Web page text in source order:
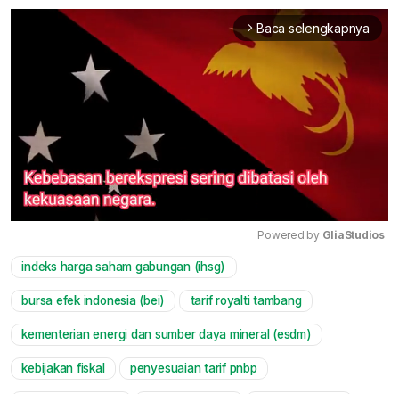
arrow_forward_ios Baca selengkapnya
Powered by GliaStudios
indeks harga saham gabungan (ihsg)
bursa efek indonesia (bei) tarif royalti tambang
kementerian energi dan sumber daya mineral (esdm)
kebijakan fiskal penyesuaian tarif pnbp